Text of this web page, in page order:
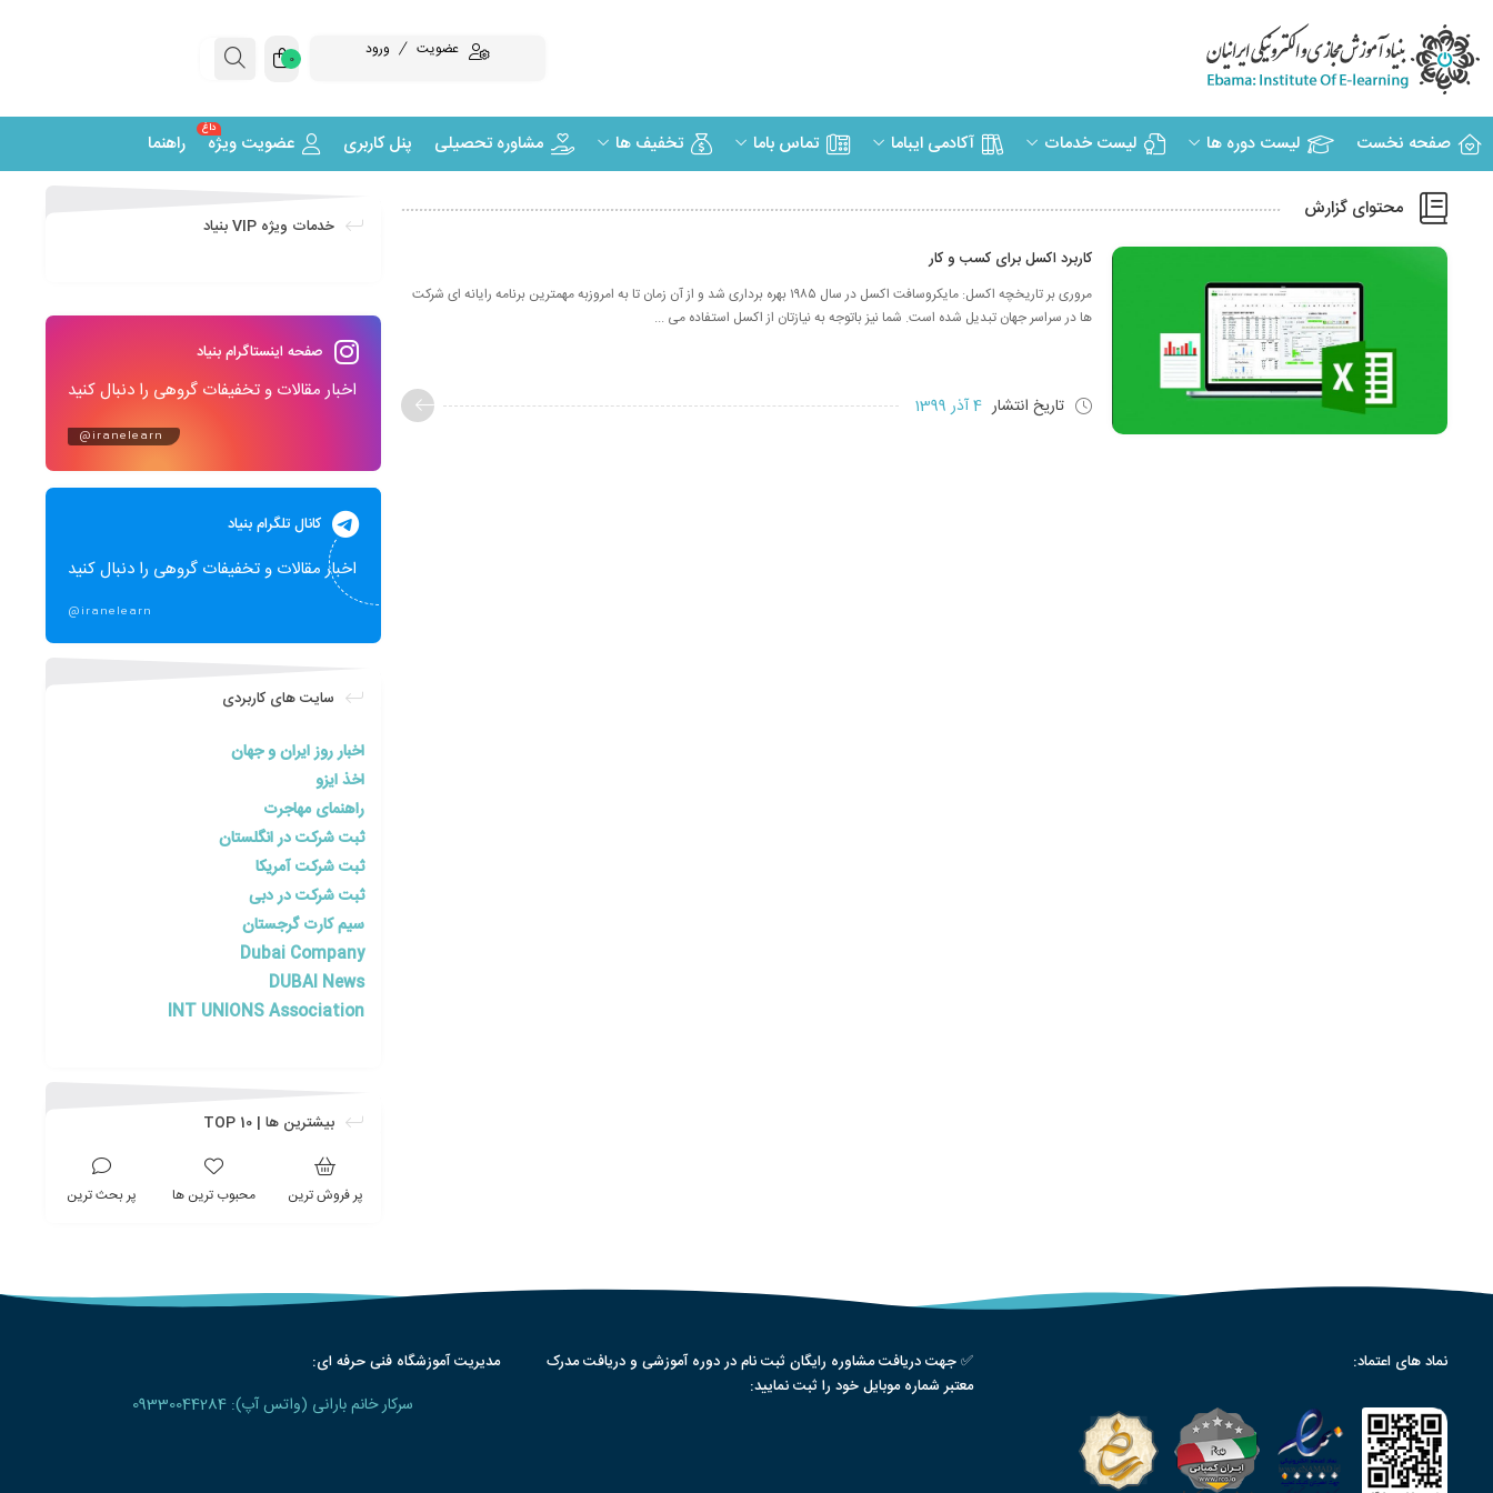
عضویت ورود 0
صفحه نخست لیست دوره ها لیست خدمات آکادمی ایباما تماس باما تخفیف ها مشاوره تحصیلی پنل کاربری عضویت ویژه
داغ
راهنما
محتوای گزارش
کاربرد اکسل برای کسب و کار
مروری بر تاریخچه اکسل: مایکروسافت اکسل در سال ۱۹۸۵ بهره برداری شد و از آن زمان تا به امروزبه مهمترین برنامه رایانه ای شرکت
ها در سراسر جهان تبدیل شده است. شما نیز باتوجه به نیازتان از اکسل استفاده می ...
تاریخ انتشار 4 آذر 1399
خدمات ویژه VIP بنیاد
صفحه اینستاگرام بنیاد
اخبار مقالات و تخفیفات گروهی را دنبال کنید
@iranelearn
کانال تلگرام بنیاد
اخبار مقالات و تخفیفات گروهی را دنبال کنید
@iranelearn
سایت های کاربردی
اخبار روز ایران و جهان
اخذ ایزو
راهنمای مهاجرت
ثبت شرکت در انگلستان
ثبت شرکت آمریکا
ثبت شرکت در دبی
سیم کارت گرجستان
Dubai Company
DUBAI News
INT UNIONS Association
بیشترین ها | TOP 10
پر فروش ترین محبوب ترین ها پر بحث ترین
نماد های اعتماد:
✅ جهت دریافت مشاوره رایگان ثبت نام در دوره آموزشی و دریافت مدرک
معتبر شماره موبایل خود را ثبت نمایید:
مدیریت آموزشگاه فنی حرفه ای:
سرکار خانم بارانی (واتس آپ): 09330044284